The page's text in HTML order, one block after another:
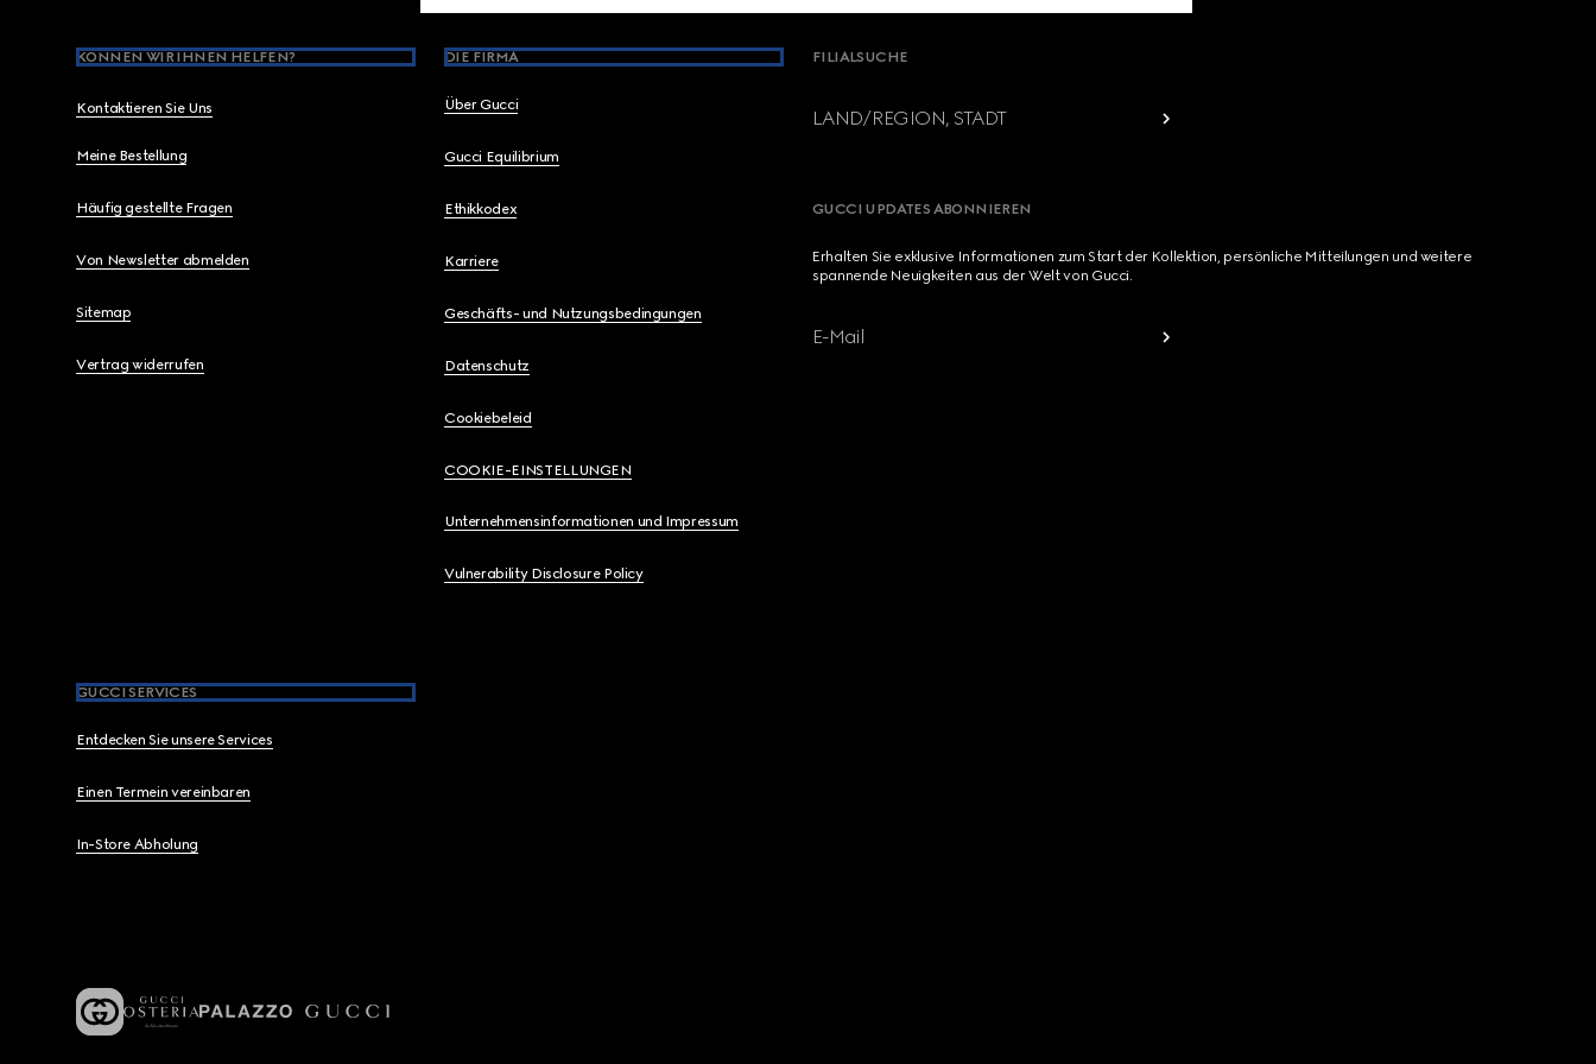
KÖNNEN WIR IHNEN HELFEN?
Kontaktieren Sie Uns
Meine Bestellung
Häufig gestellte Fragen
Von Newsletter abmelden
Sitemap
Vertrag widerrufen
DIE FIRMA
Über Gucci
Gucci Equilibrium
Ethikkodex
Karriere
Geschäfts- und Nutzungsbedingungen
Datenschutz
Cookiebeleid
COOKIE-EINSTELLUNGEN
Unternehmensinformationen und Impressum
Vulnerability Disclosure Policy
GUCCI SERVICES
Entdecken Sie unsere Services
Einen Termein vereinbaren
In-Store Abholung
FILIALSUCHE
LAND/REGION, STADT
GUCCI UPDATES ABONNIEREN
Erhalten Sie exklusive Informationen zum Start der Kollektion, persönliche Mitteilungen und weitere
spannende Neuigkeiten aus der Welt von Gucci.
E-Mail